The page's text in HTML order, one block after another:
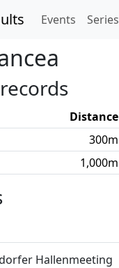
Events Series
Distance
300m
1,000m
Hallenmeeting